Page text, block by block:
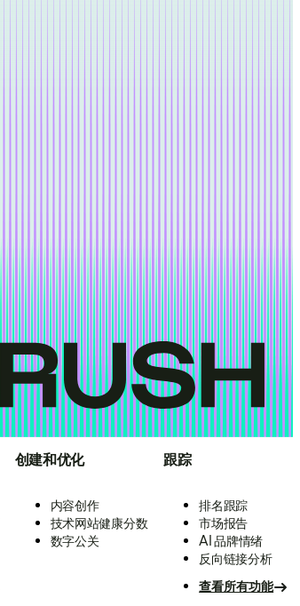
创建和优化
内容创作
技术网站健康分数
数字公关
跟踪
排名跟踪
市场报告
AI 品牌情绪
反向链接分析
查看所有功能